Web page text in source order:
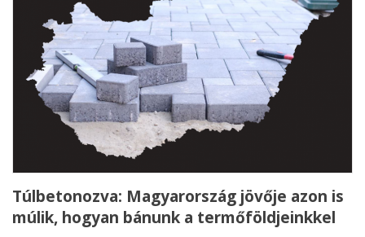
Túlbetonozva: Magyarország jövője azon is
múlik, hogyan bánunk a termőföldjeinkkel